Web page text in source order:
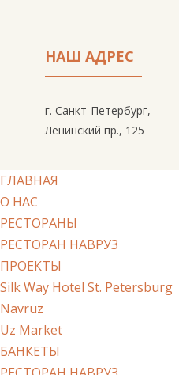
НАШ АДРЕС
г. Санкт-Петербург,
Ленинский пр., 125
ГЛАВНАЯ
О НАС
РЕСТОРАНЫ
РЕСТОРАН НАВРУЗ
ПРОЕКТЫ
Silk Way Hotel St. Petersburg
Navruz
Uz Market
БАНКЕТЫ